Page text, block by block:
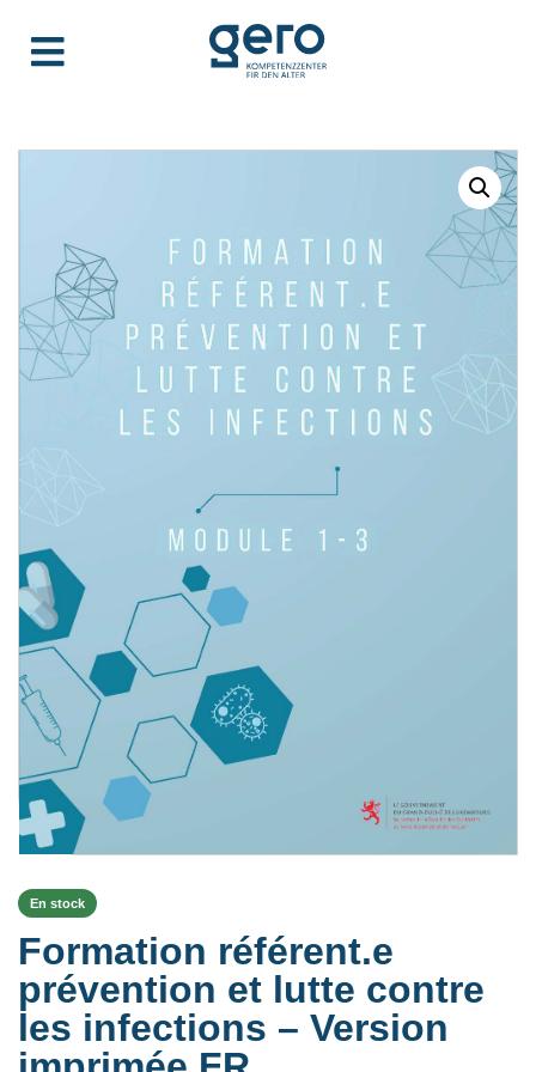
En stock
Formation référent.e
prévention et lutte contre
les infections – Version